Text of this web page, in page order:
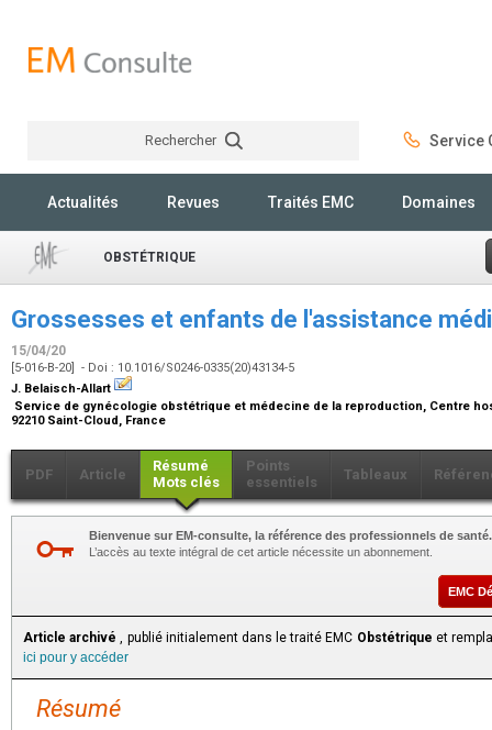
Rechercher Service
Actualités Revues Traités EMC Domaines
OBSTÉTRIQUE
Grossesses et enfants de l'assistance
15/04/20
[5-016-B-20] - Doi : 10.1016/S0246-0335(20)43134-5
J. Belaisch-Allart
Service de gynécologie obstétrique et médecine de la reproduction, Centre
92210 Saint-Cloud, France
PDF Article
Résumé
Mots clés
Points
essentiels
Tableaux
Bienvenue sur EM-consulte, la référence des professionnels de santé.
L’accès au texte intégral de cet article nécessite un abonnement.
EMC
Article archivé , publié initialement dans le traité EMC Obstétrique et
ici pour y accéder
Résumé